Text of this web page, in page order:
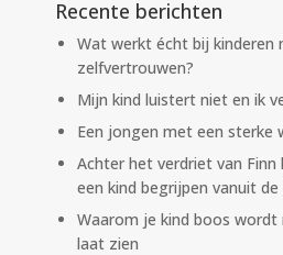
Recente berichten
Wat werkt écht bij kinderen
zelfvertrouwen?
Mijn kind luistert niet en ik
Een jongen met een sterke
Achter het verdriet van Finn
een kind begrijpen vanuit de
Waarom je kind boos
laat zien